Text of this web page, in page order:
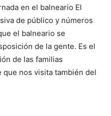
en el balneario El
de público y números
el balneario se
de la gente. Es el
de las familias
que nos visita también del